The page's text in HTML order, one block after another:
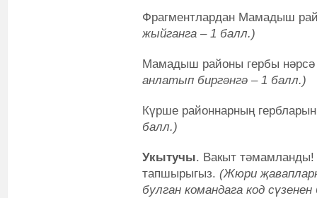
Фрагментлардан Мамадыш
жыйганга – 1 балл.)
Мамадыш районы гербы
анлатып биргәнгә – 1 балл.)
Күрше районнарның
балл.)
Укытучы. Вакыт
тапшырыгыз. (Жюри
булган командага код